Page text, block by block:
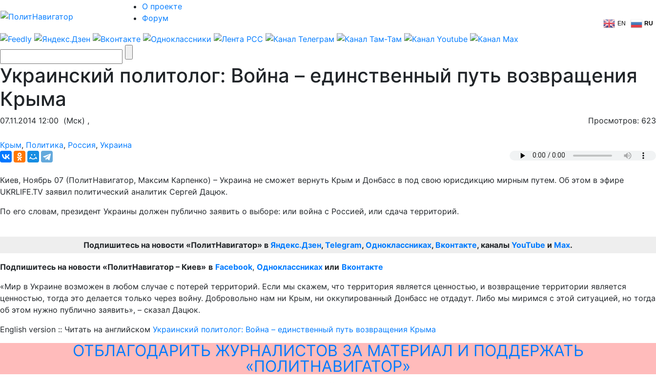
О проекте
Форум
EN RU
Украинский политолог: Война – единственный путь возвращения
Крыма
07.11.2014 12:00 (Мск) , Просмотров: 623
Крым, Политика, Россия, Украина
Киев, Ноябрь 07 (ПолитНавигатор, Максим Карпенко) – Украина не сможет вернуть Крым и Донбасс в под свою юрисдикцию мирным путем. Об этом в эфире
UKRLIFE.TV заявил политический аналитик Сергей Дацюк.
По его словам, президент Украины должен публично заявить о выборе: или война с Россией, или сдача территорий.
Подпишитесь на новости «ПолитНавигатор» в Яндекс.Дзен, Telegram, Одноклассниках, Вконтакте, каналы YouTube и Max.
Подпишитесь на новости «ПолитНавигатор – Киев» в Facebook, Одноклассниках или Вконтакте
«Мир в Украине возможен в любом случае с потерей территорий. Если мы скажем, что территория является ценностью, и возвращение территории является
ценностью, тогда это делается только через войну. Добровольно нам ни Крым, ни оккупированный Донбасс не отдадут. Либо мы миримся с этой ситуацией, но тогда
об этом нужно публично заявить», – сказал Дацюк.
English version :: Читать на английском Украинский политолог: Война – единственный путь возвращения Крыма
ОТБЛАГОДАРИТЬ ЖУРНАЛИСТОВ ЗА МАТЕРИАЛ И ПОДДЕРЖАТЬ
«ПОЛИТНАВИГАТОР»